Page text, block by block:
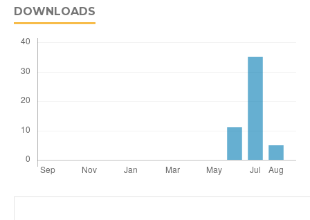
DOWNLOADS